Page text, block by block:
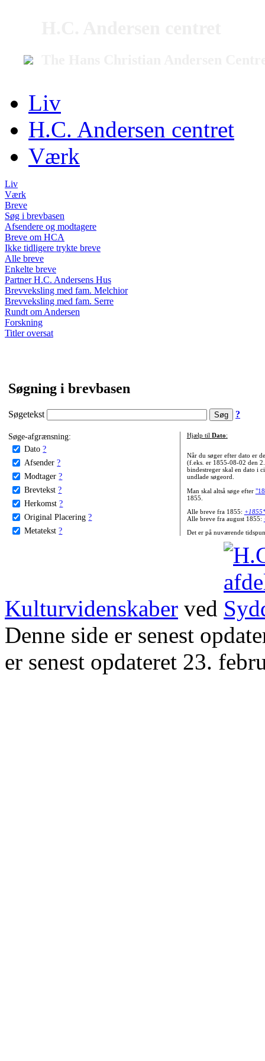
Liv
H.C. Andersen centret
Værk
Liv
Værk
Breve
Søg i brevbasen
Afsendere og modtagere
Breve om HCA
Ikke tidligere trykte breve
Alle breve
Enkelte breve
Partner H.C. Andersens Hus
Brevveksling med fam. Melchior
Brevveksling med fam. Serre
Rundt om Andersen
Forskning
Titler oversat
Søgning i brevbasen
Søgetekst ?
Søge-afgrænsning:
Dato ?
Afsender ?
Modtager ?
Brevtekst ?
Herkomst ?
Original Placering ?
Metatekst ?
Hjælp til Dato:
Når du søger efter dato er
(f.eks. er 1855-08-02 den
bindestreger skal en dato i
undlade søgeord.
Man skal altså søge efter
1855.
Alle breve fra 1855:
Alle breve fra august 1855:
Det er på nuværende
Kulturvidenskaber ved
Denne side er senest
er senest opdateret 23.